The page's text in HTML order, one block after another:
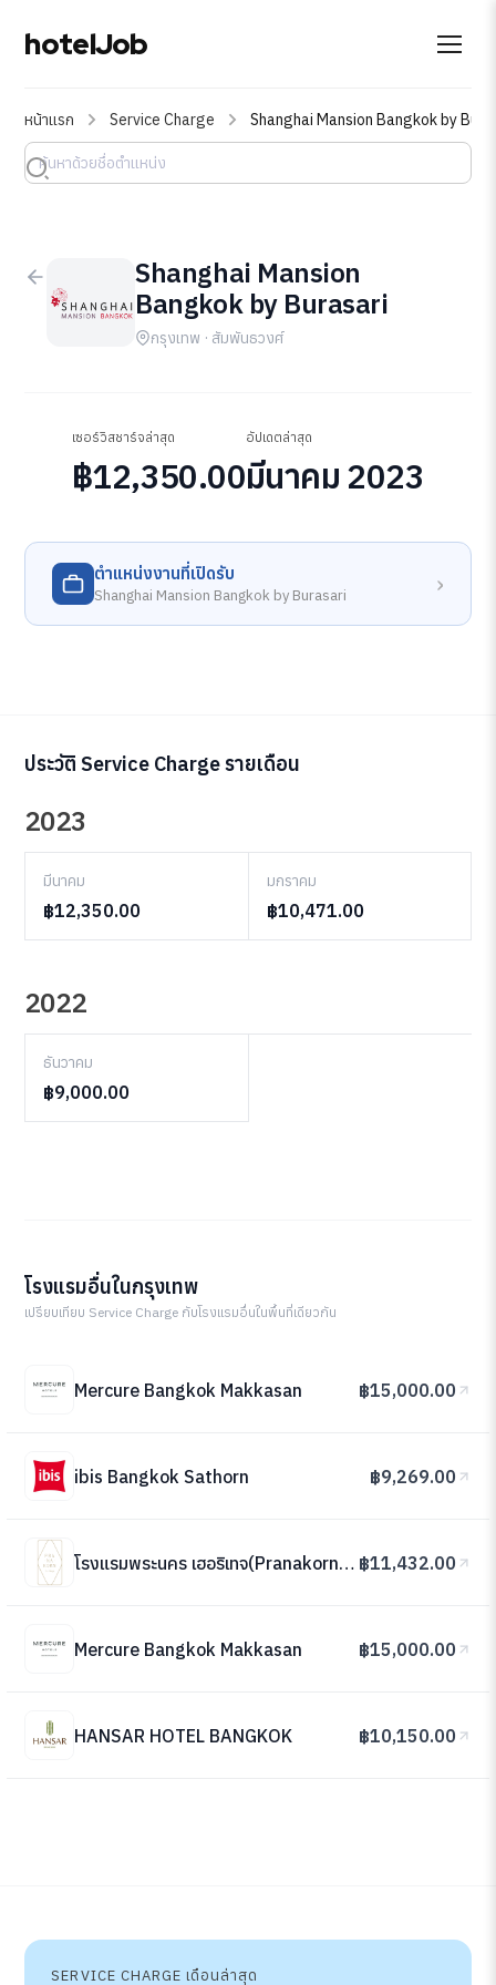
hotelJob
หน้าแรก Service Charge Shanghai Mansion Bangkok by
Shanghai Mansion
Bangkok by Burasari
กรุงเทพ · สัมพันธวงศ์
เซอร์วิสชาร์จล่าสุด
฿12,350.00
อัปเดตล่าสุด
มีนาคม 2023
ตำแหน่งงานที่เปิดรับ
Shanghai Mansion Bangkok by Burasari ›
ประวัติ Service Charge รายเดือน
2023
มีนาคม
฿12,350.00
มกราคม
฿10,471.00
2022
ธันวาคม
฿9,000.00
โรงแรมอื่นในกรุงเทพ
เปรียบเทียบ Service Charge กับโรงแรมอื่นในพื้นที่เดียวกัน
Mercure Bangkok Makkasan ฿15,000.00
ibis Bangkok Sathorn ฿9,269.00
โรงแรมพระนคร เฮอริเทจ(Pranakorn Heritage Hotel) ฿11,432.00
Mercure Bangkok Makkasan ฿15,000.00
HANSAR HOTEL BANGKOK ฿10,150.00
SERVICE CHARGE เดือนล่าสุด